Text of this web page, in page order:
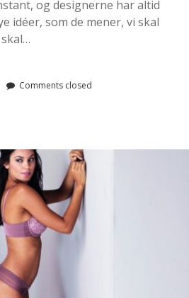
og designerne har altid
idéer, som de mener, vi skal
Comments closed